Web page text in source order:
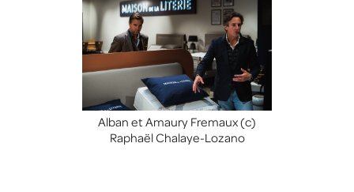
Alban et Amaury Fremaux (c)
Raphaël Chalaye-Lozano